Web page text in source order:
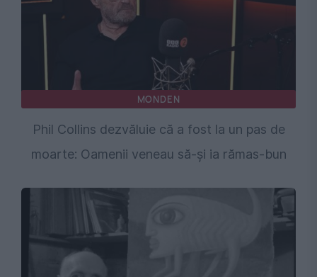
MONDEN
Phil Collins dezvăluie că a fost la un pas de
moarte: Oamenii veneau să-și ia rămas-bun